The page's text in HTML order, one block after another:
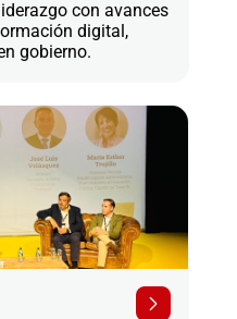
con avances
digital,
gobierno.